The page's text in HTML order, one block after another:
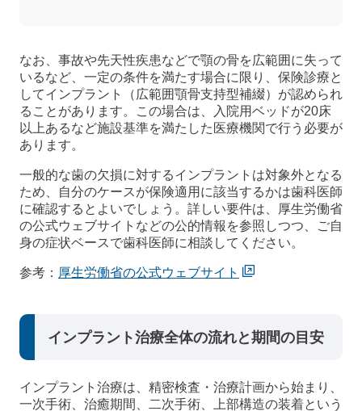
なお、事故や先天性疾患などで顎の骨を広範囲に失って
いるなど、一定の条件を満たす場合に限り、保険診療と
してインプラント（広範囲顎骨支持型補綴）が認められ
ることがあります。この場合は、入院用ベッドが20床
以上あるなど施設基準を満たした医療機関で行う必要が
あります。
一般的な歯の欠損に対するインプラントは対象外となる
ため、自分のケースが保険適用に該当するかは歯科医師
に確認するとよいでしょう。詳しい要件は、厚生労働省
の公式ウェブサイトなどの公的情報を参照しつつ、ご自
身の症状ベースで歯科医師に相談してください。
参考： 厚生労働省の公式ウェブサイト
インプラント治療全体の流れと期間の目安
インプラント治療は、精密検査・治療計画から始まり、
一次手術、治癒期間、二次手術、上部構造の装着という